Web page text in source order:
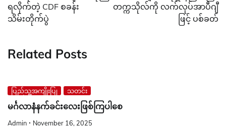
ရလိုက်တဲ့ CDF စခန်း
သိမ်းတိုက်ပွဲ
တက္ကသိုလ်ကို လက်လုပ်အာပီဂျီ
ဖြင့် ပစ်ခတ်
Related Posts
ပြည်သူ့အကျိုးပြု သတင်း
မင်္ဂလာနံနက်ခင်းလေးဖြစ်ကြပါစေ
Admin November 16, 2025